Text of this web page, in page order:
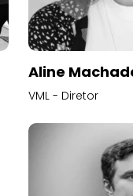
Aline
VML - Diretor